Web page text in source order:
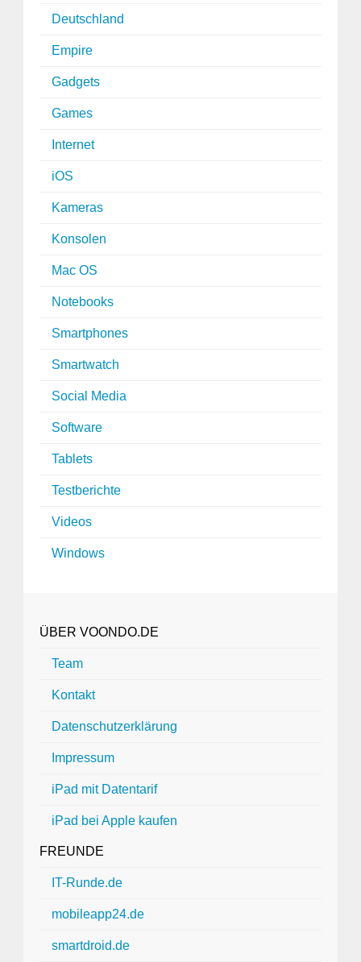
Deutschland
Empire
Gadgets
Games
Internet
iOS
Kameras
Konsolen
Mac OS
Notebooks
Smartphones
Smartwatch
Social Media
Software
Tablets
Testberichte
Videos
Windows
ÜBER VOONDO.DE
Team
Kontakt
Datenschutzerklärung
Impressum
iPad mit Datentarif
iPad bei Apple kaufen
FREUNDE
IT-Runde.de
mobileapp24.de
smartdroid.de